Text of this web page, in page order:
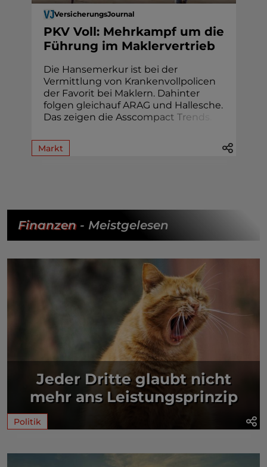
VersicherungsJournal
PKV Voll: Mehrkampf um die
Führung im Maklervertrieb
Die Hansemerkur ist bei der
Vermittlung von Krankenvollpolicen
der Favorit bei Maklern. Dahinter
folgen gleichauf ARAG und Hallesche.
Das zeigen die Asscompact Trend
Markt
Finanzen- Meistgelesen
Jeder Dritte glaubt nicht
mehr ans Leistungsprinzip
Politik